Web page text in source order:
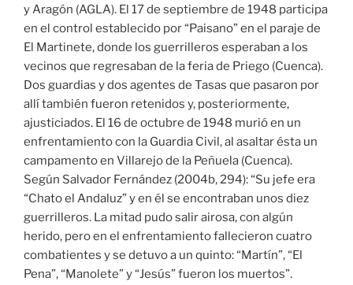
y Aragón (AGLA). El 17 de septiembre de 1948 participa
en el control establecido por “Paisano” en el paraje de
El Martinete, donde los guerrilleros esperaban a los
vecinos que regresaban de la feria de Priego (Cuenca).
Dos guardias y dos agentes de Tasas que pasaron por
allí también fueron retenidos y, posteriormente,
ajusticiados. El 16 de octubre de 1948 murió en un
enfrentamiento con la Guardia Civil, al asaltar ésta un
campamento en Villarejo de la Peñuela (Cuenca).
Según Salvador Fernández (2004b, 294): “Su jefe era
“Chato el Andaluz” y en él se encontraban unos diez
guerrilleros. La mitad pudo salir airosa, con algún
herido, pero en el enfrentamiento fallecieron cuatro
combatientes y se detuvo a un quinto: “Martín”, “El
Pena”, “Manolete” y “Jesús” fueron los muertos”.